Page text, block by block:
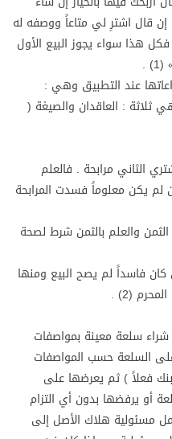
قال اشترِ لي متاعاً ووصفه له
هذا سواء يجوز البيع الأول
.
عند التطبيق وهي :
ثلاثة : العاقدان والصيغة (
الثاني مرابحة . فالعلم
لم يكن معلوماً فسدت المرابحة
والعلم بالثمن شرط لصحة
فاسداً لم يصح البيع ومنها
(2) .
سلعة معينة بمواصفات
السلعة حسب المواصفات
فعلاً ) ثم يعرضها على
أو يرفضها بدون أي التزام
مسئولية هلاك الأصل إلى